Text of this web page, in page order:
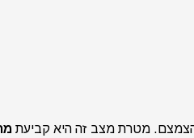
מטרת מצב זה היא קביעת